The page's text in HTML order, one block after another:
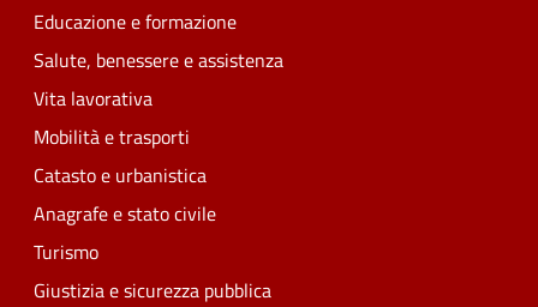
Educazione e formazione
Salute, benessere e assistenza
Vita lavorativa
Mobilità e trasporti
Catasto e urbanistica
Anagrafe e stato civile
Turismo
Giustizia e sicurezza pubblica